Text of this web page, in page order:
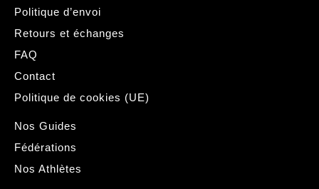
Politique d’envoi
Retours et échanges
FAQ
Contact
Politique de cookies (UE)
Nos Guides
Fédérations
Nos Athlètes